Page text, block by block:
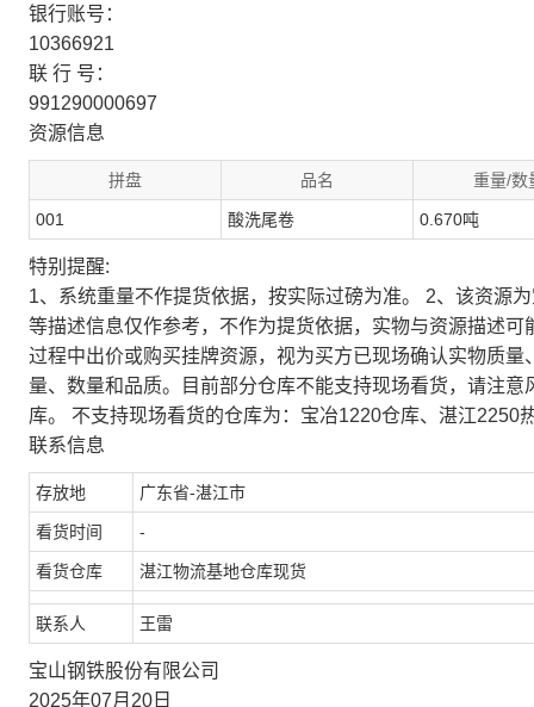
银行账号：
10366921
联 行 号：
991290000697
资源信息
拼盘 品名 重量/数
001 酸洗尾卷 0.670吨
特别提醒:
1、系统重量不作提货依据，按实际过磅为准。 2、该资源
等描述信息仅作参考，不作为提货依据，实物与资源描述
过程中出价或购买挂牌资源，视为买方已现场确认实物质
量、数量和品质。目前部分仓库不能支持现场看货，请注
库。 不支持现场看货的仓库为：宝冶1220仓库、湛江2250
联系信息
存放地 广东省-湛江市
看货时间 -
看货仓库 湛江物流基地仓库现货
联系人 王雷
宝山钢铁股份有限公司
2025年07月20日